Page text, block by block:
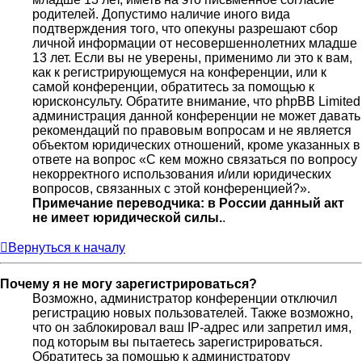
родителей. Допустимо наличие иного вида
подтверждения того, что опекуны разрешают сбор
личной информации от несовершеннолетних младше
13 лет. Если вы не уверены, применимо ли это к вам,
как к регистрирующемуся на конференции, или к
самой конференции, обратитесь за помощью к
юрисконсульту. Обратите внимание, что phpBB Limited
администрация данной конференции не может давать
рекомендаций по правовым вопросам и не является
объектом юридических отношений, кроме указанных в
ответе на вопрос «С кем можно связаться по вопросу
некорректного использования и/или юридических
вопросов, связанных с этой конференцией?».
Примечание переводчика: в России данный акт
не имеет юридической силы..
Вернуться к началу
Почему я не могу зарегистрироваться?
Возможно, администратор конференции отключил
регистрацию новых пользователей. Также возможно,
что он заблокировал ваш IP-адрес или запретил имя,
под которым вы пытаетесь зарегистрироваться.
Обратитесь за помощью к администратору